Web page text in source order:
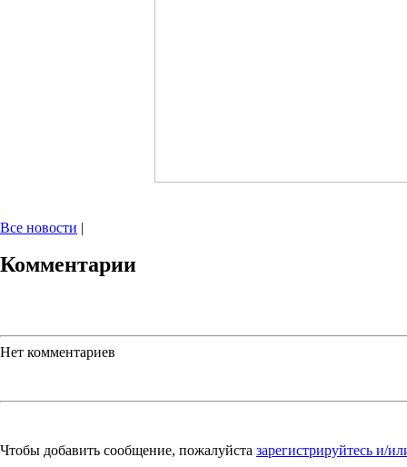
Все новости |
Комментарии
Нет комментариев
Чтобы добавить сообщение, пожалуйста зарегистрируйтесь и/